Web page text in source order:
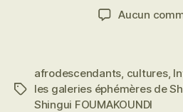
Aucun
Étiquettes
afrodescendants, cultures,
les galeries éphémères de
Shingui FOUMAKOUNDI